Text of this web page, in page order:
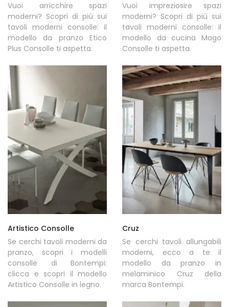
Vuoi arricchire spazi
moderni? Scopri di più sui
tavoli moderni consolle: il
modello da pranzo Etico
Plus Consolle ti aspetta.
Vuoi impreziosire spazi
moderni? Scopri di più sui
tavoli moderni consolle: il
modello da cucina Mago
Consolle ti aspetta.
Artistico Consolle
Se cerchi tavoli moderni da
pranzo, scopri i modelli
consolle di Bontempi:
clicca e scopri il modello
Artistico Consolle in legno.
Cruz
Se cerchi tavoli allungabili
moderni, ecco a te il
modello da pranzo in
melaminico Cruz della
marca Bontempi.